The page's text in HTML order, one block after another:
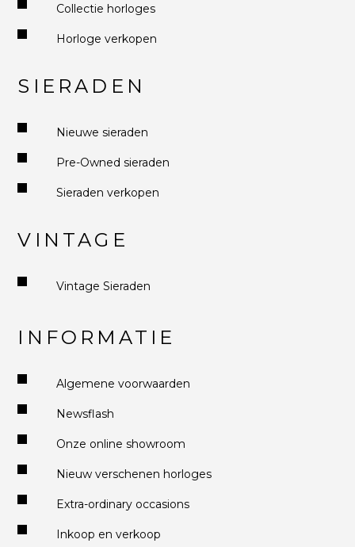
Collectie horloges
Horloge verkopen
SIERADEN
Nieuwe sieraden
Pre-Owned sieraden
Sieraden verkopen
VINTAGE
Vintage Sieraden
INFORMATIE
Algemene voorwaarden
Newsflash
Onze online showroom
Nieuw verschenen horloges
Extra-ordinary occasions
Inkoop en verkoop